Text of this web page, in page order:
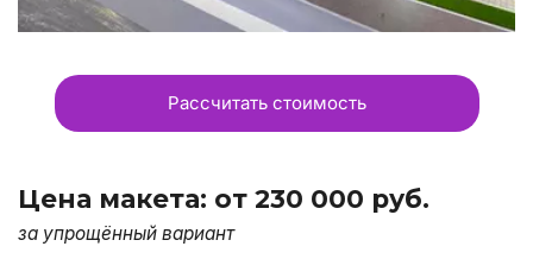
Рассчитать стоимость
Цена макета: от 230 000 руб.
за упрощённый вариант